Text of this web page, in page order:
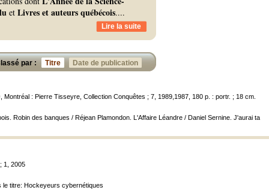
et Livres et auteurs québécois....
Lire la suite
par : Titre Date de publication
, Montréal : Pierre Tisseyre, Collection Conquêtes ; 7, 1989,1987, 180 p. : portr. ; 18 cm.
Robin des banques / Réjean Plamondon. L'Affaire Léandre / Daniel Sernine. J'aurai ta
1, 2005
le titre: Hockeyeurs cybernétiques